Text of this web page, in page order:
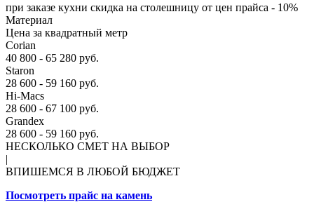
при заказе кухни скидка на столешницу от цен прайса - 10%
Материал
Цена за квадратный метр
Corian
40 800 - 65 280 руб.
Staron
28 600 - 59 160 руб.
Hi-Macs
28 600 - 67 100 руб.
Grandex
28 600 - 59 160 руб.
НЕСКОЛЬКО СМЕТ НА ВЫБОР
|
ВПИШЕМСЯ В ЛЮБОЙ БЮДЖЕТ
Посмотреть прайс на камень